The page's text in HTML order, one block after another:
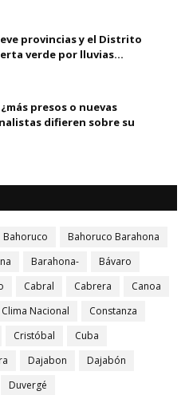
provincias y el Distrito
verde por lluvias...
presos o nuevas
difieren sobre su
Bahoruco
Bahoruco Barahona
Barahona-
Bávaro
Cabral Cabrera
Canoa
Clima Nacional
Constanza
Cristóbal
Cuba
Dajabon
Dajabón
Duvergé